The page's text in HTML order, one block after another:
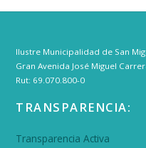
Ilustre Municipalidad de San
Gran Avenida José Miguel
Rut: 69.070.800-0
TRANSPARENCIA:
Transparencia Activa